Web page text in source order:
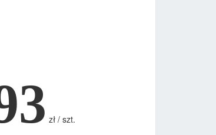
zł / szt.